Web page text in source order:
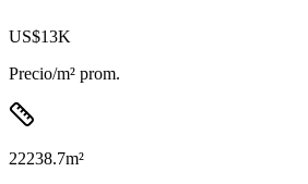
US$13K
Precio/m² prom.
22238.7m²